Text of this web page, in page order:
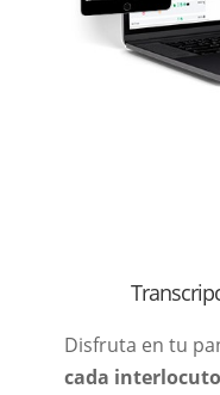
Disfruta en tu
cada